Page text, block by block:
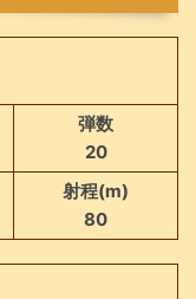
弾数
20
射程(m)
80